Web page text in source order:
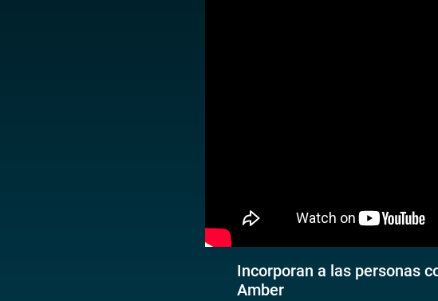
Incorporan a las personas
Amber